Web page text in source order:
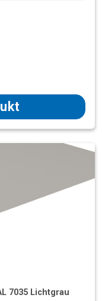
7035 Lichtgrau